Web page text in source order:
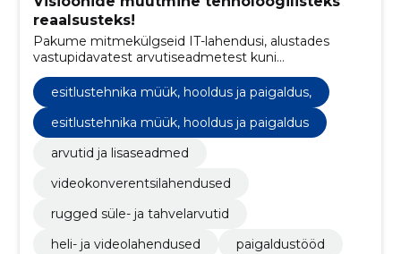
reaalsusteks!
Pakume mitmekülgseid IT-lahendusi, alustades
vastupidavatest arvutiseadmetest kuni
audiovisuaalsete süsteemideni, pakkudes klientidele
usaldusväärseid tehnoloogilisi lahendusi.
esitlustehnika müük, hooldus ja paigaldus,
esitlustehnika müük, hooldus ja paigaldus
arvutid ja lisaseadmed
videokonverentsilahendused
rugged süle- ja tahvelarvutid
heli- ja videolahendused
paigaldustööd